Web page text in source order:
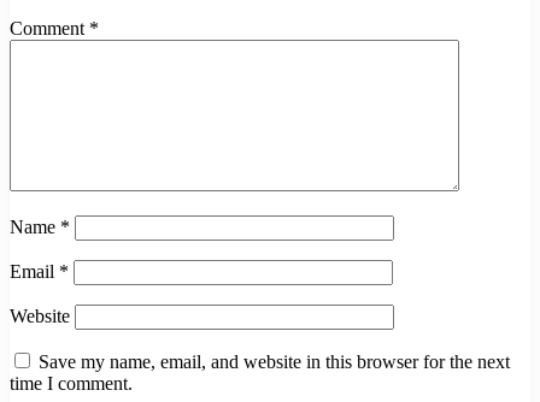
Comment *
Name *
Email *
Website
Save my name, email, and website in this browser for the next
time I comment.